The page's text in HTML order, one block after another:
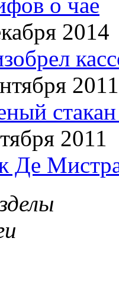
2014
2011
2011